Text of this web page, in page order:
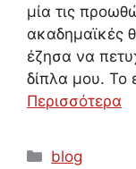
μία τις
ακαδημαϊκές
έζησα να
δίπλα μου. Το
Περισσότερα
Κατηγορίες
blog